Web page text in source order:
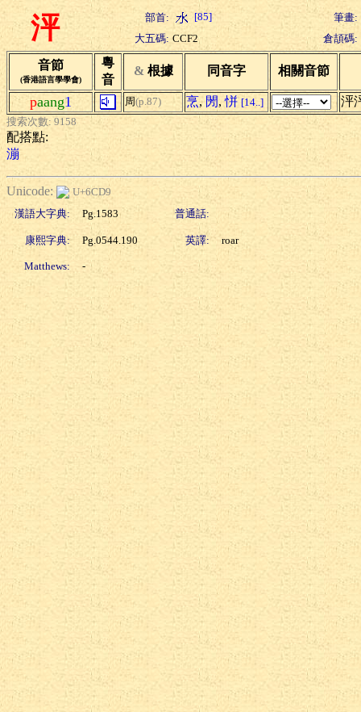
泙 部首: [85]
筆畫:
大五碼: CCF2 倉頡碼:
音節
(香港語言學學會)
粵
音
& 根據 同音字 相關音節
paang1 周(p.87) 烹, 閍,恲 [14..] 泙
搜索次數: 9158
配搭點:
漰
Unicode:
U+6CD9
漢語大字典:
Pg.1583 普通話:
康熙字典: Pg.0544.190 英譯: roar
Matthews: -